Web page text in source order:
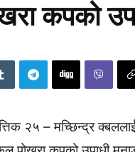
कपको
२५ – मच्छिन्द्र